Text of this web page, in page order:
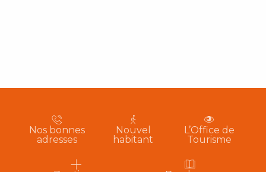
Nos bonnes
adresses
Nouvel
habitant
L’Office de
Tourisme